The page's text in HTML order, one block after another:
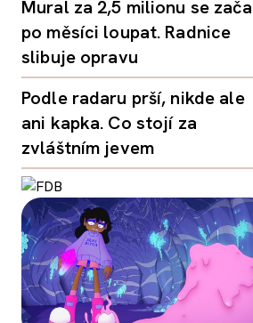
Mural za 2,5 milionu se
po měsíci loupat. Radnice
slibuje opravu
Podle radaru prší, nikde ale
ani kapka. Co stojí za
zvláštním jevem